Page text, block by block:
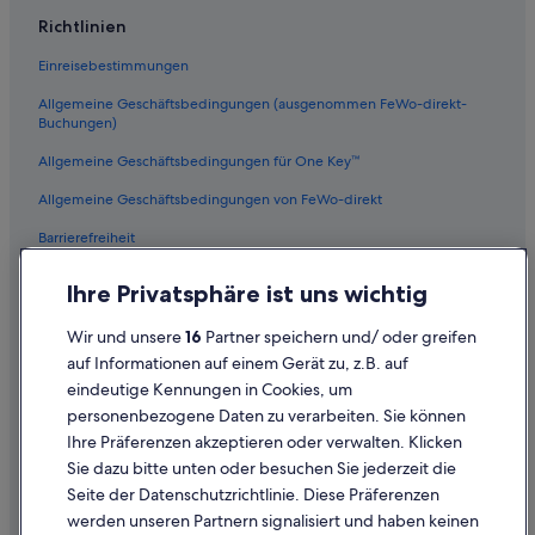
Trécon Hotels
Hotels mit Aussicht in Champagne
Hostels in Champagne-Ardenne
Aparthotels in Champagne-Ardenne
Hotels nahe Chalons-Vatry
Hotels mit Pool in Champagne-Ardenne
B&B in Champagne-Ardenne
Dommartin-Lettrée Hotels
Hotels mit Pool in Champagne
Baumhäuser in Champagne-Ardenne
Hotels mit Whirlpool in Champagne-Ardenne
Richtlinien
Einreisebestimmungen
Allgemeine Geschäftsbedingungen (ausgenommen FeWo-direkt-
Buchungen)
Allgemeine Geschäftsbedingungen für One Key™
Allgemeine Geschäftsbedingungen von FeWo-direkt
Barrierefreiheit
Inhaltsrichtlinien und Melden von Inhalten
Hilfe
Hilfe
Flug stornieren
Ihre Privatsphäre ist uns wichtig
Wir und unsere16 Partner speichern und/ oder greifen
auf Informationen auf einem Gerät zu, z.B. auf
eindeutige Kennungen in Cookies, um
personenbezogene Daten zu verarbeiten. Sie können
Ihre Präferenzen akzeptieren oder verwalten. Klicken
Sie dazu bitte unten oder besuchen Sie jederzeit die
Seite der Datenschutzrichtlinie. Diese Präferenzen
werden unseren Partnern signalisiert und haben keinen